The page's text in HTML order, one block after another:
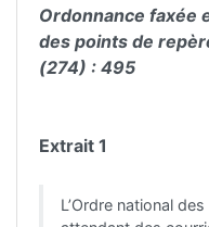
Ordonnance faxée
des points de
(274) : 495
Extrait 1
L’Ordre national